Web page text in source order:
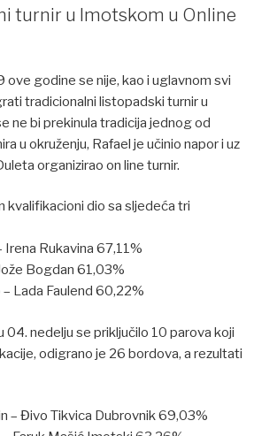
turnir u Imotskom u Online
ove godine se nije, kao i uglavnom svi
tradicionalni listopadski turnir u
ne bi prekinula tradicija jednog od
u okruženju, Rafael je učinio napor i uz
organizirao on line turnir.
kvalifikacioni dio sa sljedeća tri
Irena Rukavina 67,11%
Bogdan 61,03%
Lada Faulend 60,22%
04. nedelju se priključilo 10 parova koji
odigrano je 26 bordova, a rezultati
– Đivo Tikvica Dubrovnik 69,03%